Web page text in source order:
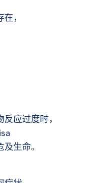
，
应过度时，
生命。